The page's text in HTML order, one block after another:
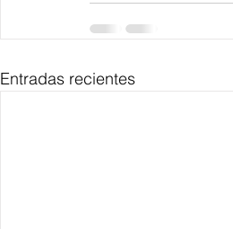
Entradas recientes